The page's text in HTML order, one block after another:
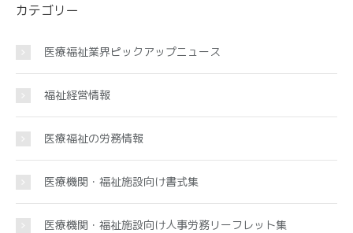
カテゴリー
医療福祉業界ピックアップニュース
福祉経営情報
医療福祉の労務情報
医療機関・福祉施設向け書式集
医療機関・福祉施設向け人事労務リーフレット集